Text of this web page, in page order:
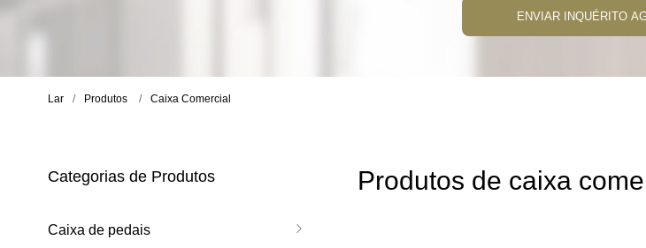
ENVIAR INQUÉRITO
Lar Produtos Caixa Comercial
Categorias de Produtos
Caixa de pedais
Produtos de caixa